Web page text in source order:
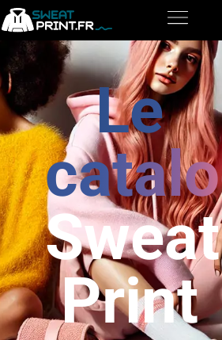
Le
Sweat
Print